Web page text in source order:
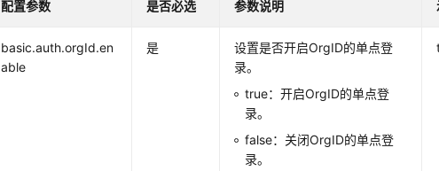
配置参数 是否必选 参数说明
basic.auth.orgId.en
able
是
设置是否开启OrgID的单点登
录。
true：开启OrgID的单点登
录。
false：关闭OrgID的单点登
录。